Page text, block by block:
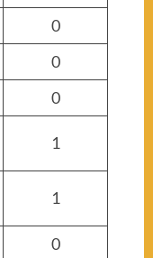
0
0
0
1
1
0